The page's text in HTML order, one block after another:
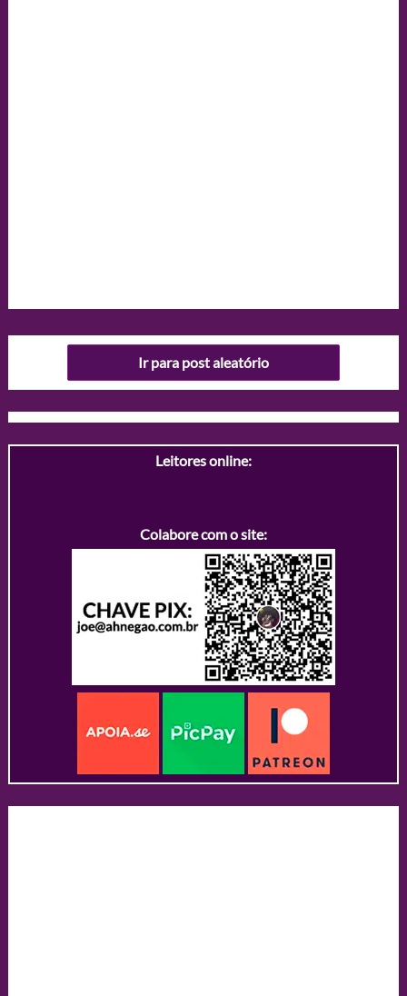
Ir para post aleatório
Leitores online:
Colabore com o site: